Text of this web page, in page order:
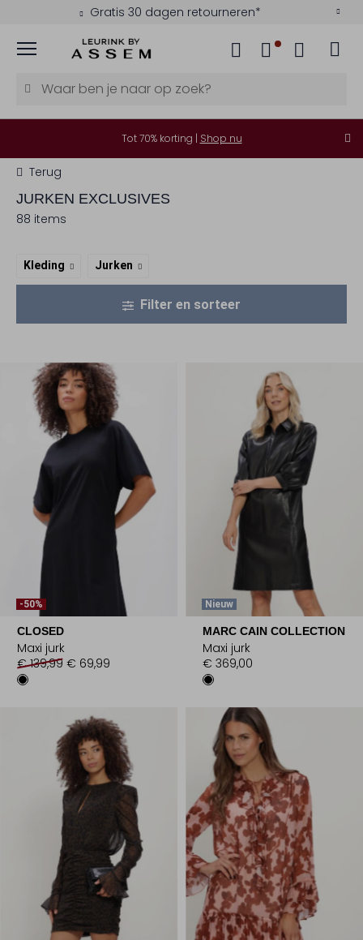
Kies zelf je bezorgmoment
Menu
Tot 70% korting | Shop nu
Terug
JURKEN EXCLUSIVES
88 items
Kleding Jurken
Filter en sorteer
-50%
CLOSED
Maxi jurk
€ 139,99 € 69,99
Nieuw
MARC CAIN COLLECTION
Maxi jurk
€ 369,00